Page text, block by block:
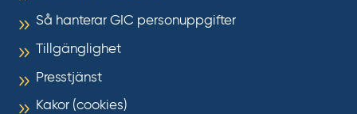
Så hanterar GIC personuppgifter
Tillgänglighet
Presstjänst
Kakor (cookies)